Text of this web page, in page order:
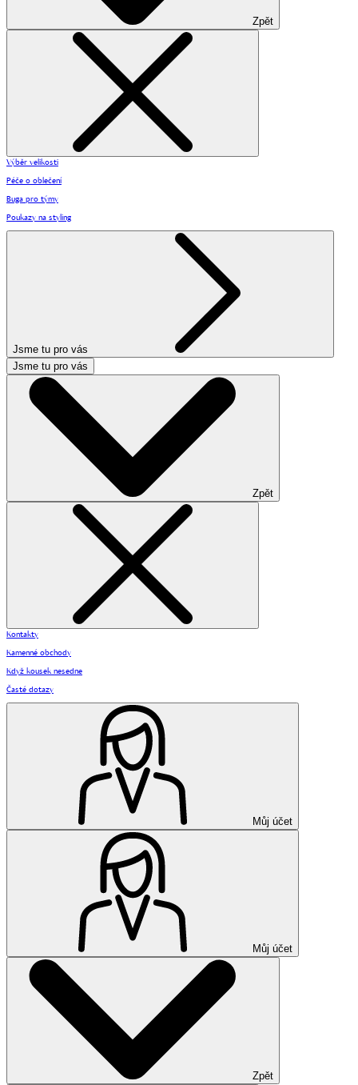
Zpět
Výběr velikosti
Péče o oblečení
Buga pro týmy
Poukazy na styling
Jsme tu pro vás
Jsme tu pro vás
Zpět
Kontakty
Kamenné obchody
Když kousek nesedne
Časté dotazy
Můj účet
Můj účet
Zpět